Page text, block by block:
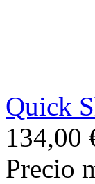
Quick
134,00
Precio